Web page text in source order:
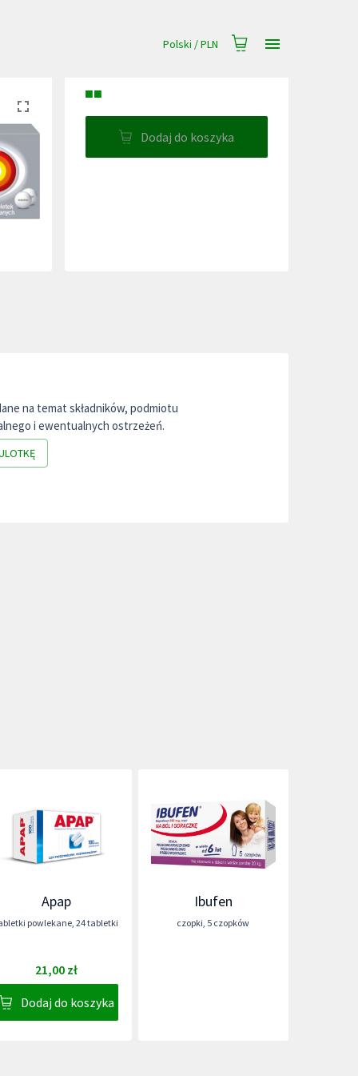
Polski /PLN
■■
Dodaj do koszyka
na temat składników, podmiotu
i ewentualnych ostrzeżeń.
Apap
powlekane, 24 tabletki
21,00 zł
Dodaj do koszyka
Ibufen
czopki, 5 czopków